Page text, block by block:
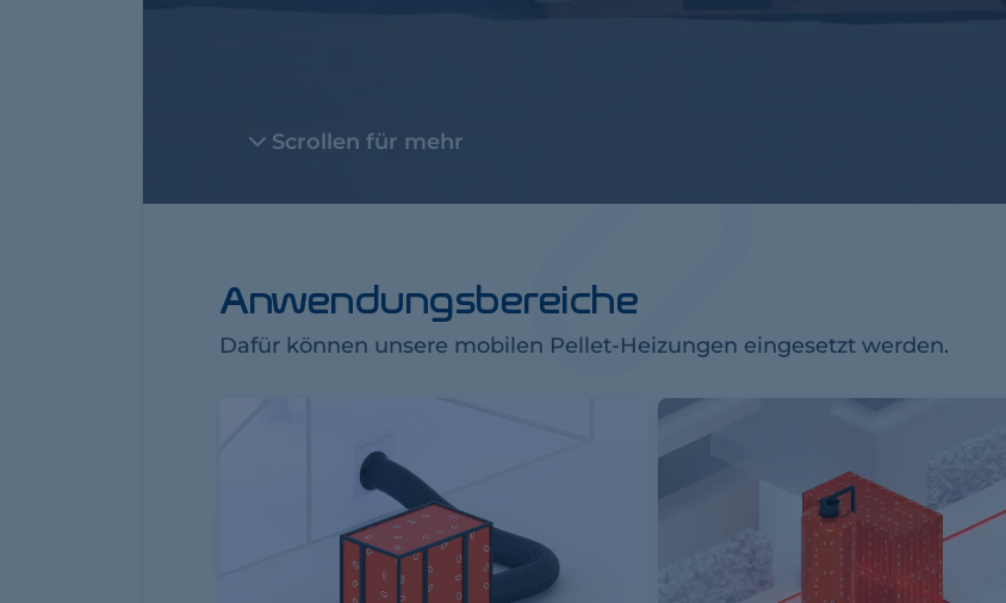
Scrollen für mehr
Anwendungsbereiche
Dafür können unsere mobilen Pellet-Heizungen eingesetzt werden.